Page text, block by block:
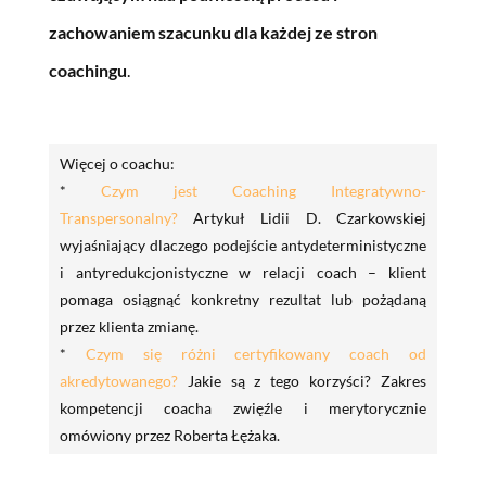
zachowaniem szacunku dla każdej ze stron
coachingu.
Więcej o coachu:
* Czym jest Coaching Integratywno-
Transpersonalny?Artykuł Lidii D. Czarkowskiej
wyjaśniający dlaczego podejście antydeterministyczne
i antyredukcjonistyczne w relacji coach – klient
pomaga osiągnąć konkretny rezultat lub pożądaną
przez klienta zmianę.
* Czym się różni certyfikowany coach od
akredytowanego?Jakie są z tego korzyści? Zakres
kompetencji coacha zwięźle i merytorycznie
omówiony przez Roberta Łężaka.